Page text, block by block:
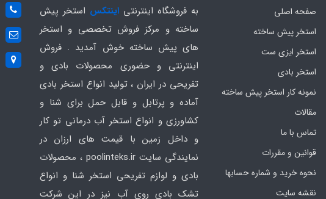
صفحه اصلی
استخر پیش ساخته
استخر ایزی ست
استخر بادی
نمونه کار استخر پیش ساخته
مقالات
تماس با ما
قوانین و مقررات
نحوه خرید و شماره حسابها
نقشه سایت
به فروشگاه اینترنتی اینتکس استخر پیش
ساخته و مرکز فروش تخصصی و استخر
های پیش ساخته خوش آمدید . فروش
اینترنتی و حضوری محصولات بادی و
تفریحی در ایران ، تولید انواع استخر بادی
آماده و پرتابل و قابل حمل برای شنا و
کشاورزی و انواع استخر آب درمانی تو کار
و داخل زمین با قیمت های ارزان در
نمایندگی سایت poolinteks.ir ، محصولات
بادی و لوازم تفریحی استخر شنا و انواع
تشک بادی روی آب نیز در این شرکت